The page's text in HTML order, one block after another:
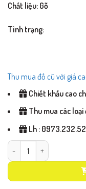
Chất liệu: Gỗ
Tình trạng:
Thu mua đồ cũ với giá
Chiết khấu cao
Thu mua các
Lh :
Bàn giám đốc mã